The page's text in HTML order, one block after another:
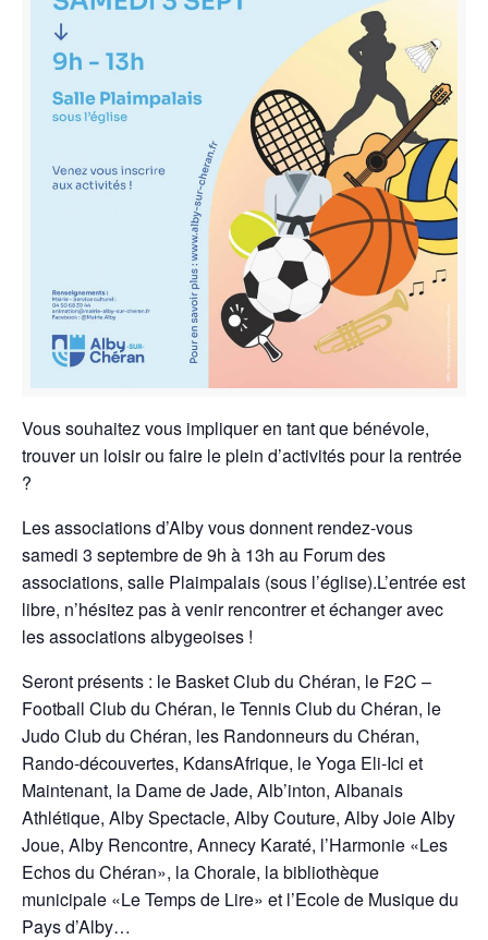
Vous souhaitez vous impliquer en tant que bénévole,
trouver un loisir ou faire le plein d’activités pour la rentrée
?
Les associations d’Alby vous donnent rendez-vous
samedi 3 septembre de 9h à 13h au Forum des
associations, salle Plaimpalais (sous l’église).L’entrée est
libre, n’hésitez pas à venir rencontrer et échanger avec
les associations albygeoises !
Seront présents : le Basket Club du Chéran, le F2C –
Football Club du Chéran, le Tennis Club du Chéran, le
Judo Club du Chéran, les Randonneurs du Chéran,
Rando-découvertes, KdansAfrique, le Yoga Eli-Ici et
Maintenant, la Dame de Jade, Alb’inton, Albanais
Athlétique, Alby Spectacle, Alby Couture, Alby Joie Alby
Joue, Alby Rencontre, Annecy Karaté, l’Harmonie «Les
Echos du Chéran», la Chorale, la bibliothèque
municipale «Le Temps de Lire» et l’Ecole de Musique du
Pays d’Alby…